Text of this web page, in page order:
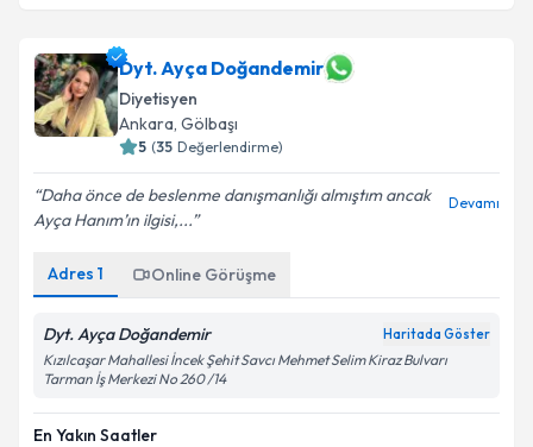
Dyt. Ayça Doğandemir
Diyetisyen
Ankara, Gölbaşı
5 (35 Değerlendirme)
Daha önce de beslenme danışmanlığı almıştım ancak
Ayça Hanım’ın ilgisi,...
Devamı
Adres 1 Online Görüşme
Dyt. Ayça Doğandemir Haritada Göster
Kızılcaşar Mahallesi İncek Şehit Savcı Mehmet Selim Kiraz Bulvarı
Tarman İş Merkezi No 260 /14
En Yakın Saatler